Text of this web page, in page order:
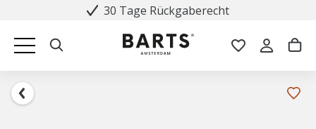
30 Tage Rückgaberecht